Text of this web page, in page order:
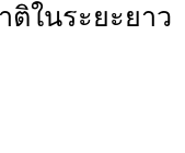
ติในระยะยาว